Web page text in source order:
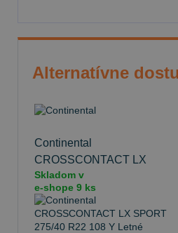
Alternatívne
Continental
CROSSCONTACT LX
SPORT 275/40 R22 108 Y
Letné
Skladom v
e-shope 9 ks